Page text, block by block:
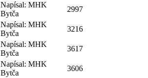
Napísal: MHK
Bytča
2997
Napísal: MHK
Bytča
3216
Napísal: MHK
Bytča
3617
Napísal: MHK
Bytča
3606